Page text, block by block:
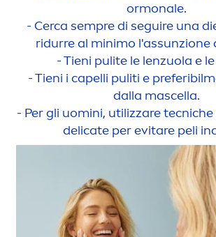
ormonale.
- Cerca sempre di seguire una
ridurre al minimo l'assunzione
- Tieni pulite le lenzuola e
- Tieni i capelli puliti e preferibil
dalla mascella.
- Per gli uomini, utilizzare
delicate per evitare peli